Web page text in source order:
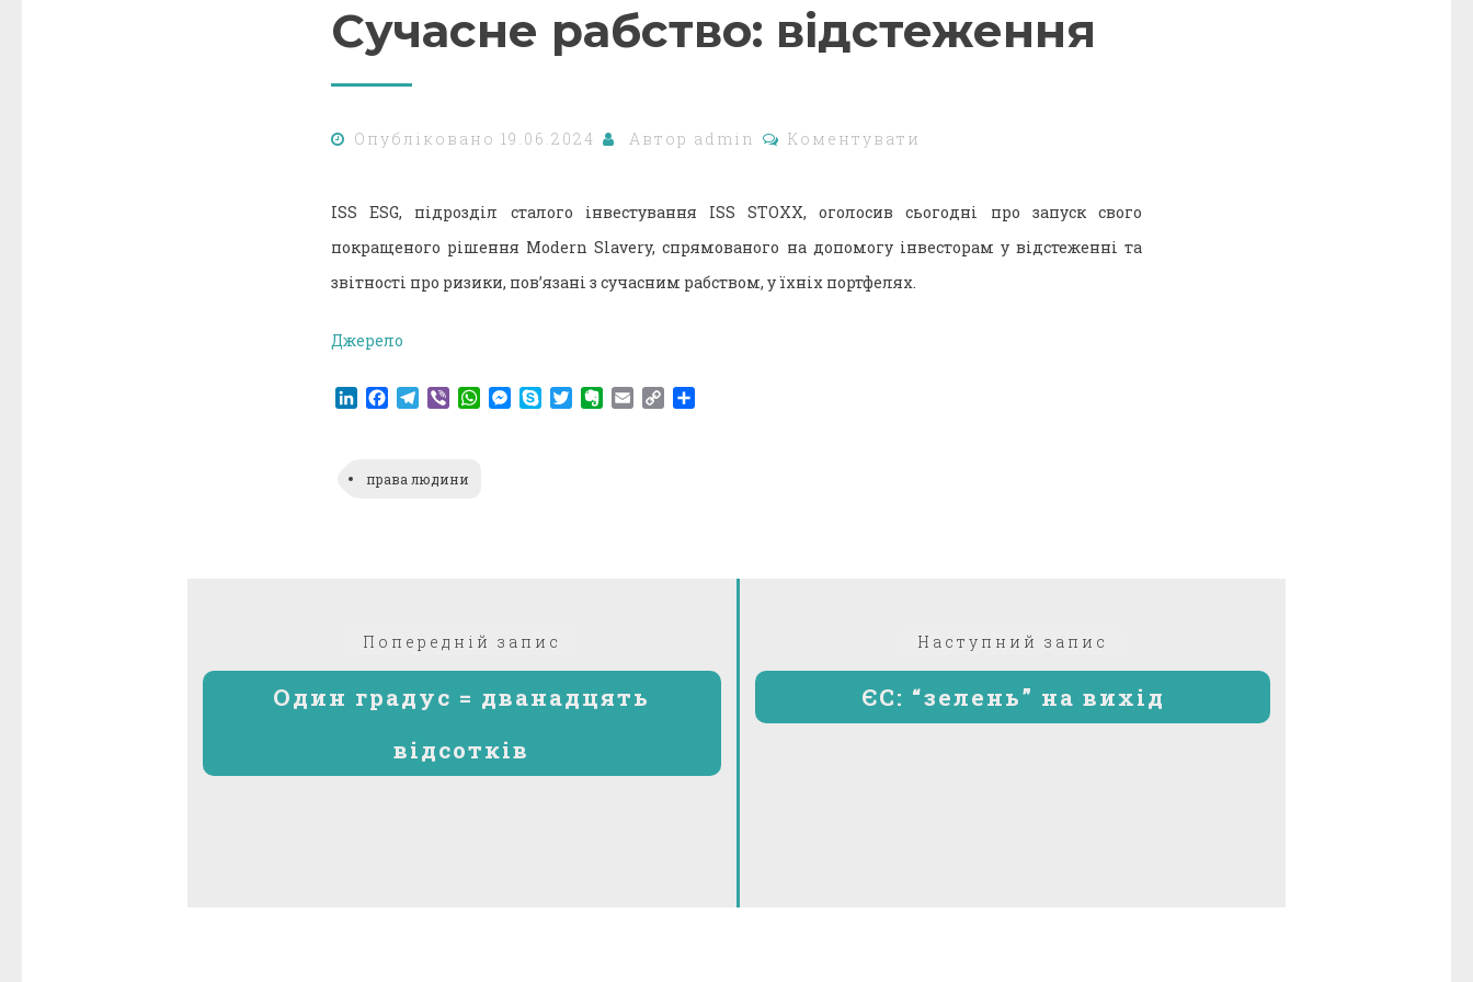
Сучасне рабство: відстеження
Опубліковано 19.06.2024 Автор admin Коментувати
ISS ESG, підрозділ сталого інвестування ISS STOXX, оголосив сьогодні про запуск свого
покращеного рішення Modern Slavery, спрямованого на допомогу інвесторам у відстеженні та
звітності про ризики, пов’язані з сучасним рабством, у їхніх портфелях.
Джерело
LinkedIn
Facebook
Telegram
ViberWhatsApp
Messenger
SkypeTwitterEvernote
EmailCopy
права людини
Попередній запис
Один градус = дванадцять
відсотків
Наступний запис
запис:
ЄС: “зелень” на вихід